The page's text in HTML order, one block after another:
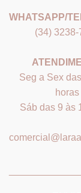
WHATSAPP/
(34) 3238-
Seg a Sex
horas
Sáb das 9 às